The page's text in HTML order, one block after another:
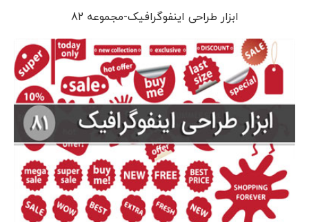
ابزار طراحی اینفوگرافیک-مجموعه 82